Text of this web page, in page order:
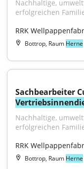
Nachhaltige,
erfolgreichen
RRK
Bottrop, Raum Herne
Nachhaltige,
erfolgreichen
RRK
Bottrop, Raum Herne